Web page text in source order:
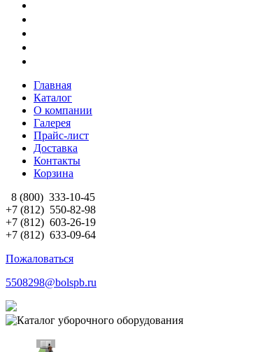
Главная
Каталог
О компании
Галерея
Прайс-лист
Доставка
Контакты
Корзина
8 (800) 333-10-45
+7 (812) 550-82-98
+7 (812) 603-26-19
+7 (812) 633-09-64
Пожаловаться
5508298@bolspb.ru